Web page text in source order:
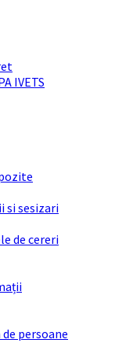
IVETS
si sesizari
de cereri
persoane